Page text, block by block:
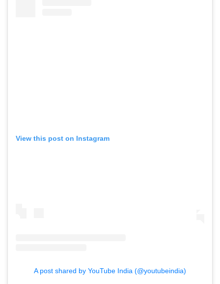
View this post on Instagram
A post shared by YouTube India (@youtubeindia)